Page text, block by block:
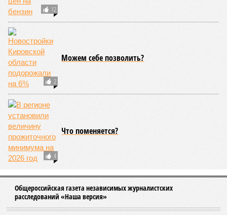
12
2
Можем себе позволить?
4
Что поменяется?
Общероссийская газета независимых журналистских
расследований «Наша версия»